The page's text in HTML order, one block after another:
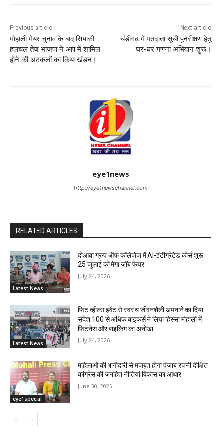
Previous article
मोहाली मेयर चुनाव के बाद सियासी
हलचल तेज भाजपा ने आप में शामिल
होने की अटकलों का किया खंडन।
Next article
चंडीगढ़ में मतदाता सूची पुनरीक्षण हेतु
घर-घर गणना अभियान शुरू।
eye1news
http://eye1newschannel.com
RELATED ARTICLES
Latest News
दोआबा ग्रुप ऑफ कॉलेजेज में AI-इंटीग्रेटेड कोर्स शुरू
25 जुलाई को मेगा जॉब फेयर
July 24, 2026
Latest News
फिट व्हील्स इवेंट से स्वस्थ जीवनशैली अपनाने का दिया
संदेश 100 से अधिक बाइकर्स ने लिया हिस्सा मोहाली में
फिटनेस और बाइकिंग का अनोखा...
July 24, 2026
eye1special
महिलाओं की भागीदारी से मजबूत होगा पंजाब रजनी दीक्षित
कांग्रेस की जनहित नीतियां विकास का आधार।
June 30, 2026